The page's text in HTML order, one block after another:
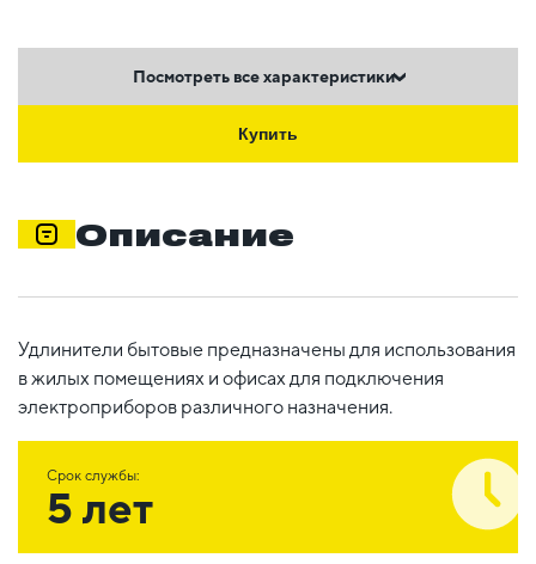
Посмотреть все характеристики
Купить
Описание
Удлинители бытовые предназначены для использования
в жилых помещениях и офисах для подключения
электроприборов различного назначения.
Срок службы:
5 лет